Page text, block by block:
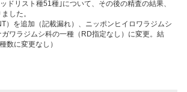
ドリスト種51種｣について、その後の精査の結果、
した。
）を追加（記載漏れ）、ニッポンヒイロワラジムシ
ワラジムシ科の一種（RD指定なし）に変更。結
数に変更なし）